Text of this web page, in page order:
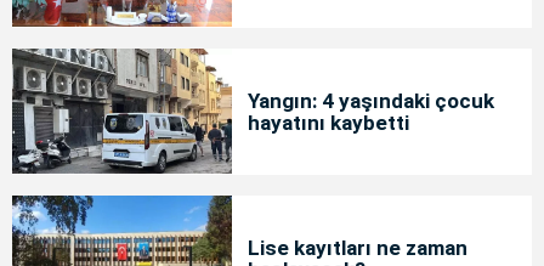
Yangın: 4 yaşındaki çocuk
hayatını kaybetti
Lise kayıtları ne zaman